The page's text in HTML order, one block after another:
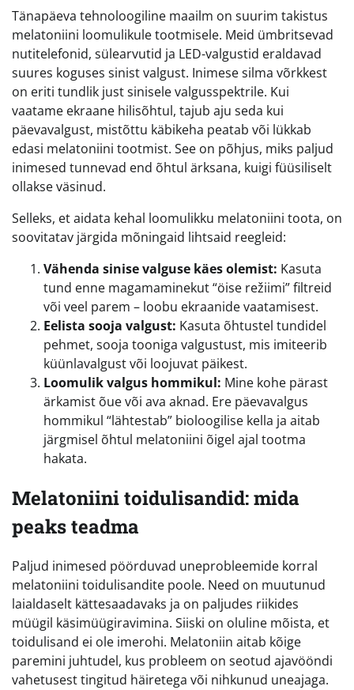
Tänapäeva tehnoloogiline maailm on suurim takistus
melatoniini loomulikule tootmisele. Meid ümbritsevad
nutitelefonid, sülearvutid ja LED-valgustid eraldavad
suures koguses sinist valgust. Inimese silma võrkkest
on eriti tundlik just sinisele valgusspektrile. Kui
vaatame ekraane hilisõhtul, tajub aju seda kui
päevavalgust, mistõttu käbikeha peatab või lükkab
edasi melatoniini tootmist. See on põhjus, miks paljud
inimesed tunnevad end õhtul ärksana, kuigi füüsiliselt
ollakse väsinud.
Selleks, et aidata kehal loomulikku melatoniini toota, on
soovitatav järgida mõningaid lihtsaid reegleid:
Vähenda sinise valguse käes olemist: Kasuta
tund enne magamaminekut “öise režiimi” filtreid
või veel parem – loobu ekraanide vaatamisest.
Eelista sooja valgust: Kasuta õhtustel tundidel
pehmet, sooja tooniga valgustust, mis imiteerib
küünlavalgust või loojuvat päikest.
Loomulik valgus hommikul: Mine kohe pärast
ärkamist õue või ava aknad. Ere päevavalgus
hommikul “lähtestab” bioloogilise kella ja aitab
järgmisel õhtul melatoniini õigel ajal tootma
hakata.
Melatoniini toidulisandid: mida
peaks teadma
Paljud inimesed pöörduvad uneprobleemide korral
melatoniini toidulisandite poole. Need on muutunud
laialdaselt kättesaadavaks ja on paljudes riikides
müügil käsimüügiravimina. Siiski on oluline mõista, et
toidulisand ei ole imerohi. Melatoniin aitab kõige
paremini juhtudel, kus probleem on seotud ajavööndi
vahetusest tingitud häiretega või nihkunud uneajaga.